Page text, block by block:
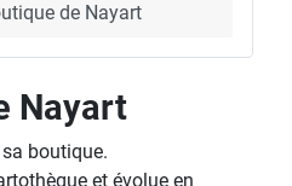
de Nayart
Nayart
boutique.
et évolue en